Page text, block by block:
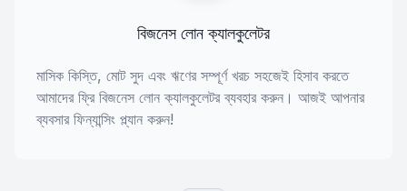
বিজনেস লোন ক্যালকুলেটর
মাসিক কিস্তি, মোট সুদ এবং ঋণের সম্পূর্ণ খরচ সহজেই হিসাব করতে
আমাদের ফ্রি বিজনেস লোন ক্যালকুলেটর ব্যবহার করুন। আজই আপনার
ব্যবসার ফিন্যান্সিং প্ল্যান করুন!